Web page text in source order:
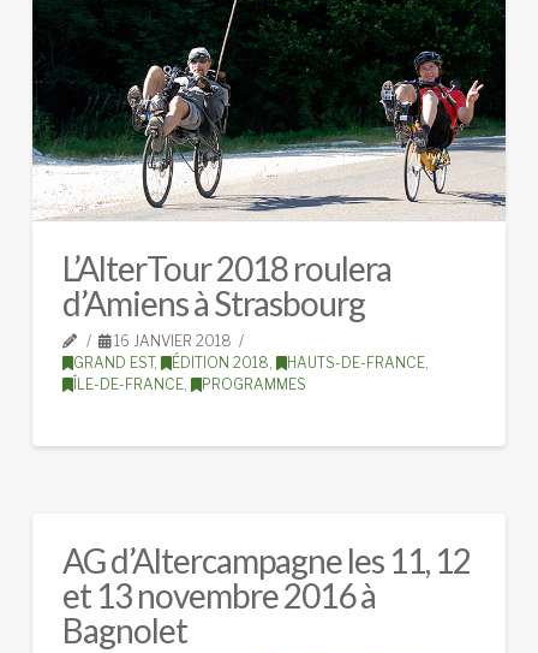
L’AlterTour 2018 roulera
d’Amiens à Strasbourg
16 JANVIER 2018
GRAND EST, ÉDITION 2018 HAUTS-DE-FRANCE,
ÎLE-DE-FRANCE, PROGRAMMES
AG d’Altercampagne les 11, 12
et 13 novembre 2016 à
Bagnolet